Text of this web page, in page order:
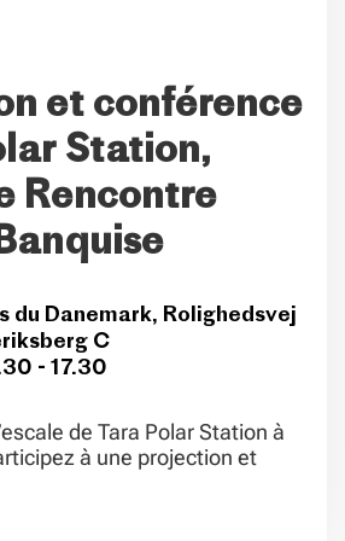
et conférence
Station,
Rencontre
du Danemark, Rolighedsvej
C
- 17.30
de Tara Polar Station à
à une projection et